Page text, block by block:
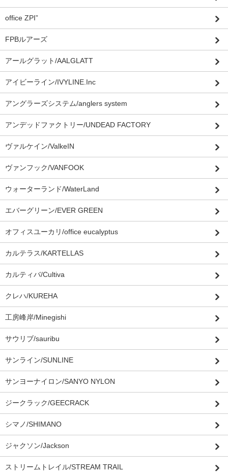
office ZPI”
FPBルアーズ
アールグラット/AALGLATT
アイビーライン/IVYLINE.Inc
アングラーズシステム/anglers system
アンデッドファクトリー/UNDEAD FACTORY
ヴァルケイン/ValkeIN
ヴァンフック/VANFOOK
ウォーターランド/WaterLand
エバーグリーン/EVER GREEN
オフィスユーカリ/office eucalyptus
カルテラス/KARTELLAS
カルティバ/Cultiva
クレハ/KUREHA
工房峰岸/Minegishi
サウリブ/sauribu
サンライン/SUNLINE
サンヨーナイロン/SANYO NYLON
ジークラック/GEECRACK
シマノ/SHIMANO
ジャクソン/Jackson
ストリームトレイル/STREAM TRAIL